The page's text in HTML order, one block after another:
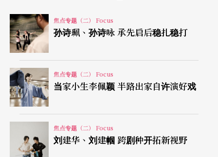
时，也正在面临一个疑虑：会不会，「只剩我们这
些人」？
稳扎稳打接班 热情走向未来
对照前辈对世代交替的忧心，有一批年轻人义无反
顾地栽进传统戏曲这一行。他们平均年龄三十出
头，或是正规科班，或是家族戏班，或是半路出
家，对传统充满热情，对创新也很有想法，既不墨
焦点专题（二） Focus
孙诗珮、孙诗咏 承先启后稳扎稳打
焦点专题（二） Focus
当家小生李佩颖 半路出家自许演好戏
焦点专题（二） Focus
刘建华、刘建帼 跨剧种开拓新视野